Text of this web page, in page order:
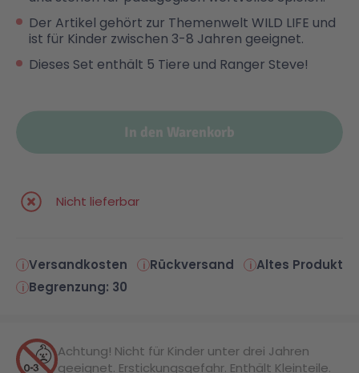
Malen & Zeichnen
Marvel™ Super Heroes
Minifiguren
NINJAGO®
Star Wars™
Super Mario
Knights
Sports Action
VW
Aktion
Cars
Der Artikel gehört zur Themenwelt WILD LIFE und
ist für Kinder zwischen 3-8 Jahren geeignet.
Dieses Set enthält 5 Tiere und Ranger Steve!
In den Warenkorb
Nicht lieferbar
Versandkosten Rückversand
Altes Produkt
Begrenzung: 30
Achtung! Nicht für Kinder unter drei Jahren
geeignet. Erstickungsgefahr. Enthält Kleinteile.